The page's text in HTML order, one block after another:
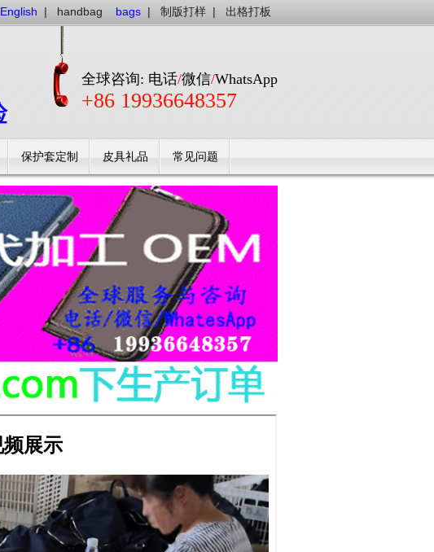
English | handbag bags | 制版打样 | 出格打板
全球咨询: 电话/微信/WhatsApp
+86 19936648357
保护套定制 皮具礼品 常见问题